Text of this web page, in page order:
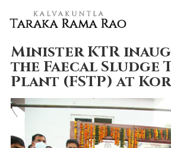
Minister KTR
the Faecal Sludge
Plant (FSTP) at